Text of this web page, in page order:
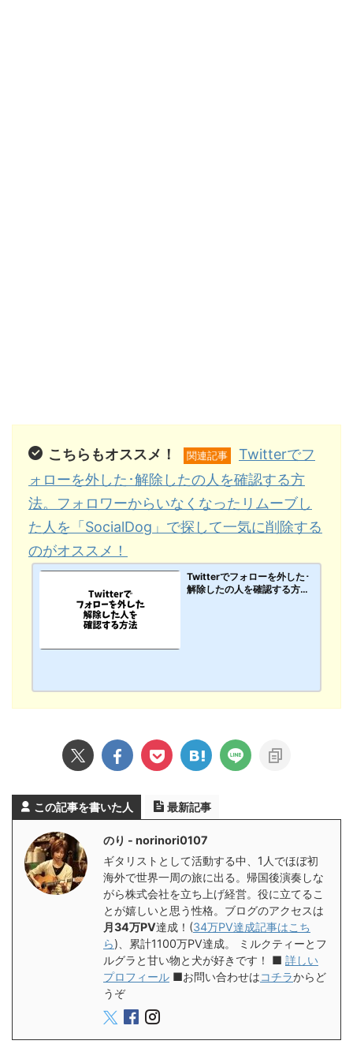
こちらもオススメ！ 関連記事
Twitterでフ
ォローを外した･解除したの人を確認する方
法。フォロワーからいなくなったリムーブし
た人を「SocialDog」で探して一気に削除する
のがオススメ！
Twitterでフォローを外した･
解除したの人を確認する方
この記事を書いた人 最新記事
のり - norinori0107
ギタリストとして活動する中、1人でほぼ初
海外で世界一周の旅に出る。帰国後演奏しな
がら株式会社を立ち上げ経営。役に立てるこ
とが嬉しいと思う性格。ブログのアクセスは
月34万PV達成！(34万PV達成記事はこち
ら)、累計1100万PV達成。 ミルクティーとフ
ルグラと甘い物と犬が好きです！ ■ 詳しい
プロフィール ■お問い合わせはコチラからど
うぞ